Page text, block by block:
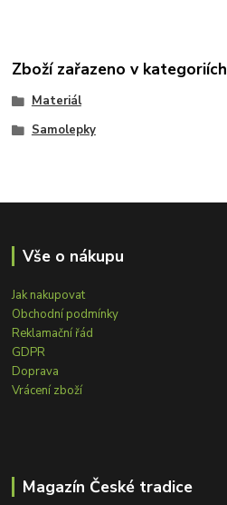
Zboží zařazeno v kategoriích
Materiál
Samolepky
Vše o nákupu
Jak nakupovat
Obchodní podmínky
Reklamační řád
GDPR
Doprava
Vrácení zboží
Magazín České tradice